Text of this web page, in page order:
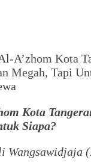
Kota
Siapa?
Wangsawidjaja